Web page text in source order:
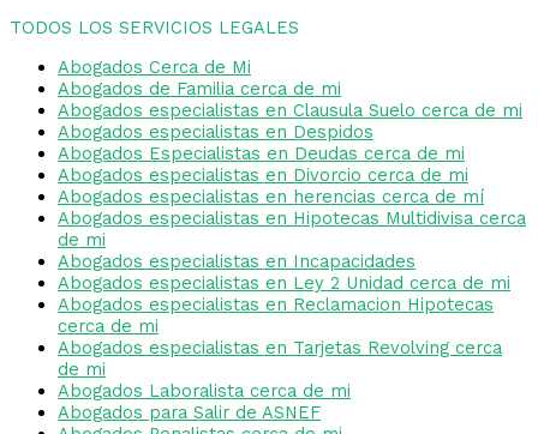
TODOS LOS SERVICIOS LEGALES
Abogados Cerca de Mi
Abogados de Familia cerca de mi
Abogados especialistas en Clausula Suelo cerca de mi
Abogados especialistas en Despidos
Abogados Especialistas en Deudas cerca de mi
Abogados especialistas en Divorcio cerca de mi
Abogados especialistas en herencias cerca de mí
Abogados especialistas en Hipotecas Multidivisa cerca
de mi
Abogados especialistas en Incapacidades
Abogados especialistas en Ley 2 Unidad cerca de mi
Abogados especialistas en Reclamacion Hipotecas
cerca de mi
Abogados especialistas en Tarjetas Revolving cerca
de mi
Abogados Laboralista cerca de mi
Abogados para Salir de ASNEF